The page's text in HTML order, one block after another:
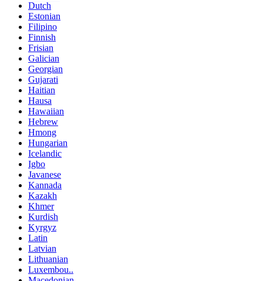
Dutch
Estonian
Filipino
Finnish
Frisian
Galician
Georgian
Gujarati
Haitian
Hausa
Hawaiian
Hebrew
Hmong
Hungarian
Icelandic
Igbo
Javanese
Kannada
Kazakh
Khmer
Kurdish
Kyrgyz
Latin
Latvian
Lithuanian
Luxembou..